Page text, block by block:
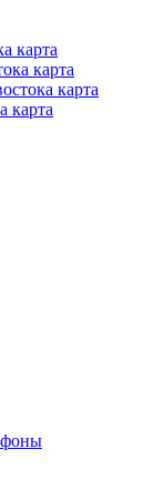
карта
карта
карта
карта